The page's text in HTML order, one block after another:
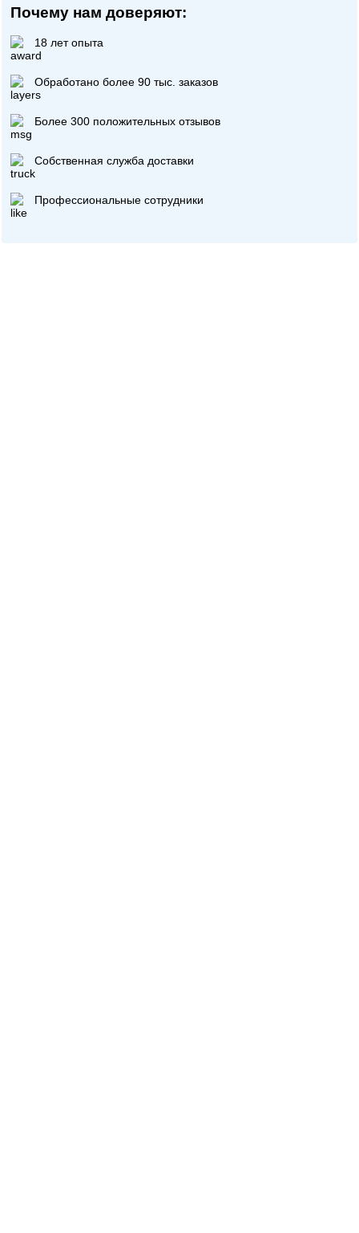
Почему нам доверяют:
18 лет опыта
Обработано более 90 тыс. заказов
Более 300 положительных отзывов
Собственная служба доставки
Профессиональные сотрудники